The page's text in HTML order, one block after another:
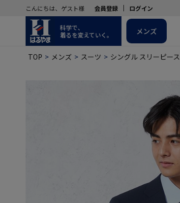
こんにちは、ゲスト様 会員登録 ログイン
科学で、
着るを変えていく。
メンズ
TOP メンズ スーツ シングル スリーピー